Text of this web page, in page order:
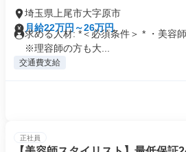
埼玉県上尾市大字原市
月給22万円～26万円
求める人材: *＜必須条件＞ * ・美容
※理容師の方も大...
交通費支給
正社員